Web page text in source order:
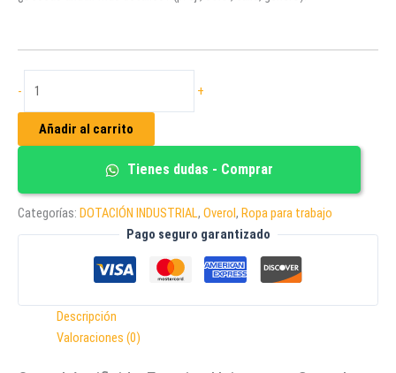
-
Antifluido
Enterizo
cantidad
+
Añadir al carrito
Tienes dudas - Comprar
Categorías: DOTACIÓN INDUSTRIAL, Overol, Ropa para trabajo
Pago seguro garantizado
Descripción
Valoraciones (0)